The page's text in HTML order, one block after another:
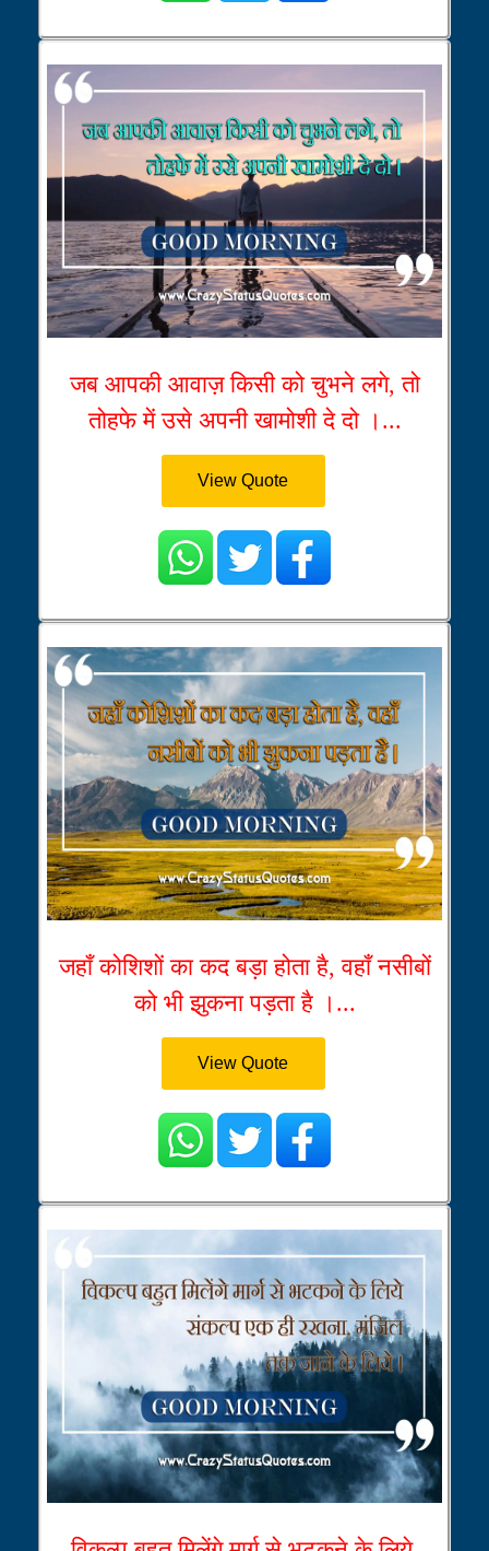
जब आपकी आवाज़ किसी को चुभने लगे, तो
तोहफे में उसे अपनी खामोशी दे दो ।...
View Quote
जहाँ कोशिशों का कद बड़ा होता है, वहाँ नसीबों
को भी झुकना पड़ता है ।...
View Quote